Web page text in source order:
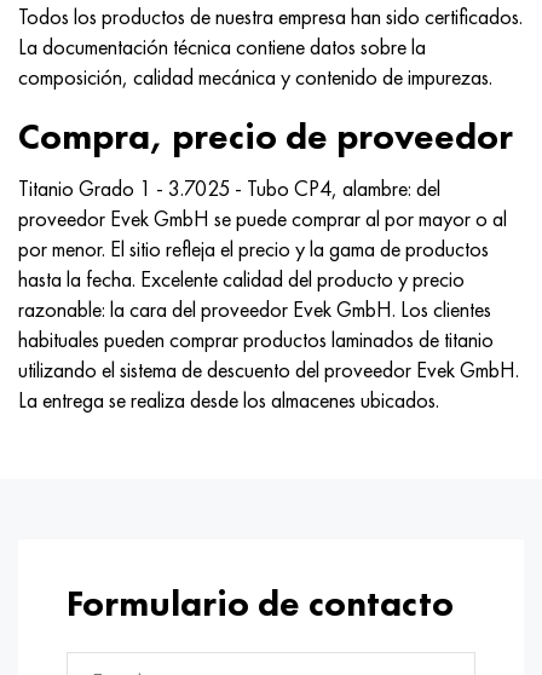
Todos los productos de nuestra empresa han sido certificados.
La documentación técnica contiene datos sobre la
composición, calidad mecánica y contenido de impurezas.
Compra, precio de proveedor
Titanio Grado 1 - 3.7025 - Tubo CP4, alambre: del
proveedor Evek GmbH se puede comprar al por mayor o al
por menor. El sitio refleja el precio y la gama de productos
hasta la fecha. Excelente calidad del producto y precio
razonable: la cara del proveedor Evek GmbH. Los clientes
habituales pueden comprar productos laminados de titanio
utilizando el sistema de descuento del proveedor Evek GmbH.
La entrega se realiza desde los almacenes ubicados.
Formulario de contacto